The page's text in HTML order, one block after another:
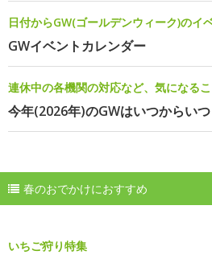
日付からGW(ゴールデンウィーク)のイ
GWイベントカレンダー
連休中の各機関の対応など、気になる
今年(2026年)のGWはいつからいつ
春のおでかけにおすすめ
いちご狩り特集